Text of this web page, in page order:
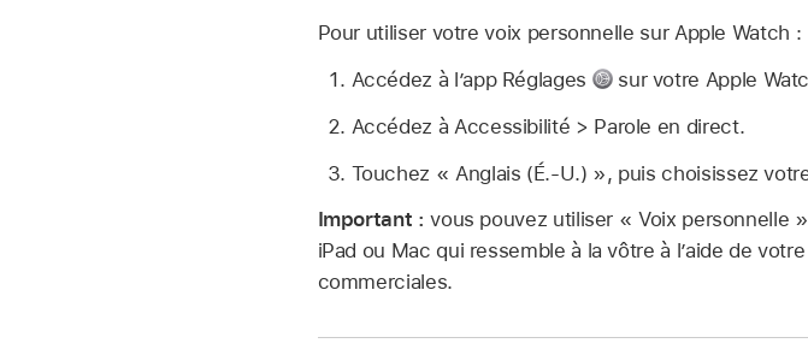
Pour utiliser votre voix personnelle sur Apple Watch :
Accédez à l’app Réglages
sur votre Apple
Accédez à Accessibilité > Parole en direct.
Touchez « Anglais (É.-U.) », puis choisissez
Important :vous pouvez utiliser « Voix personnelle
iPad ou Mac qui ressemble à la vôtre à l’aide de
commerciales.